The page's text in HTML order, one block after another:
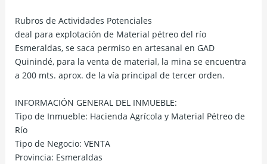
Rubros de Actividades Potenciales
deal para explotación de Material pétreo del río
Esmeraldas, se saca permiso en artesanal en GAD
Quinindé, para la venta de material, la mina se encuentra
a 200 mts. aprox. de la vía principal de tercer orden.
INFORMACIÓN GENERAL DEL INMUEBLE:
Tipo de Inmueble: Hacienda Agrícola y Material Pétreo de
Río
Tipo de Negocio: VENTA
Provincia: Esmeraldas